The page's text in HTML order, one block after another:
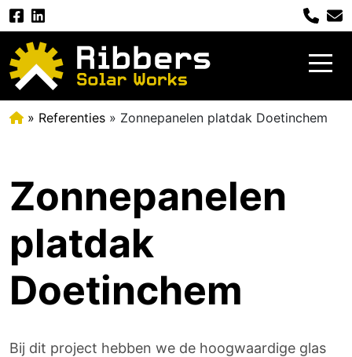
» Referenties » Zonnepanelen platdak Doetinchem
Zonnepanelen
platdak
Doetinchem
Bij dit project hebben we de hoogwaardige glas